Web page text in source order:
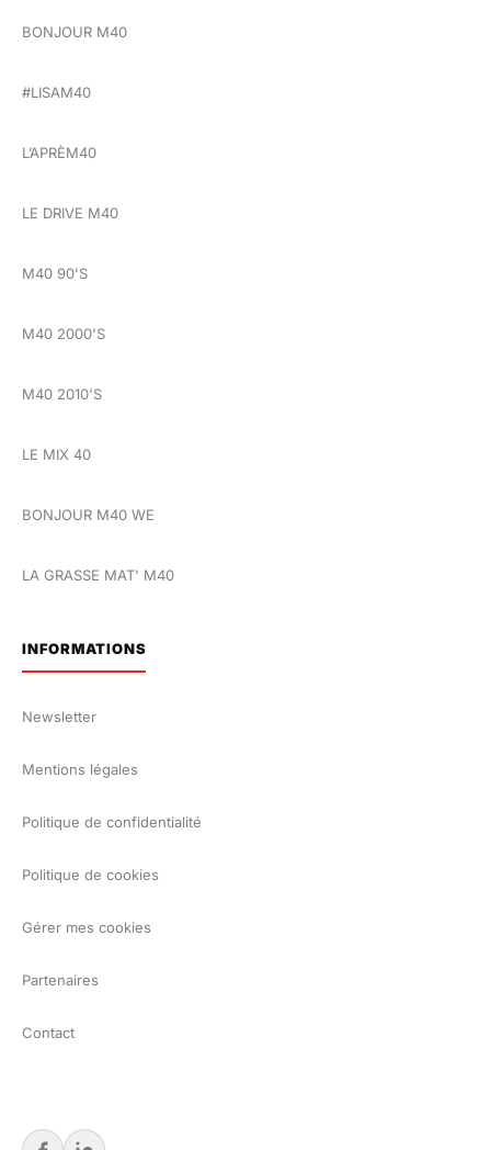
BONJOUR M40
#LISAM40
L’APRÈM40
LE DRIVE M40
M40 90'S
M40 2000'S
M40 2010'S
LE MIX 40
BONJOUR M40 WE
LA GRASSE MAT' M40
INFORMATIONS
Newsletter
Mentions légales
Politique de confidentialité
Politique de cookies
Gérer mes cookies
Partenaires
Contact